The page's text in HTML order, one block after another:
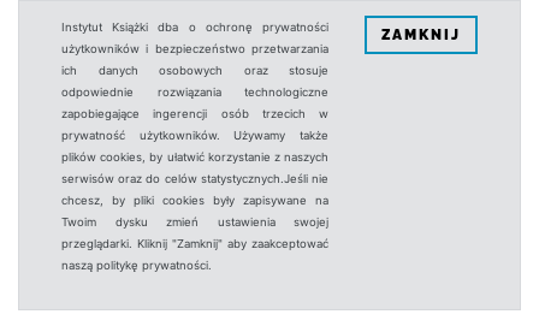
Instytut Książki dba o ochronę prywatności
użytkowników i bezpieczeństwo przetwarzania
ich danych osobowych oraz stosuje
odpowiednie rozwiązania technologiczne
zapobiegające ingerencji osób trzecich w
prywatność użytkowników. Używamy także
plików cookies, by ułatwić korzystanie z naszych
serwisów oraz do celów statystycznych.Jeśli nie
chcesz, by pliki cookies były zapisywane na
Twoim dysku zmień ustawienia swojej
przeglądarki. Kliknij "Zamknij" aby zaakceptować
naszą politykę prywatności.
ZAMKNIJ